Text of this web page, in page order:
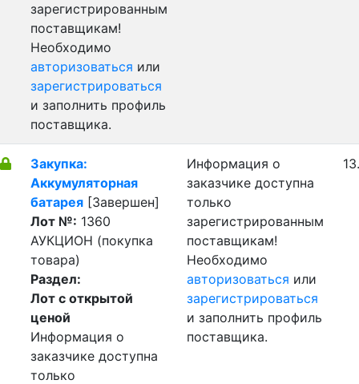
зарегистрированным
поставщикам!
Необходимо
авторизоваться или
зарегистрироваться
и заполнить профиль
поставщика.
Закупка:
Аккумуляторная
батарея [Завершен]
Лот №: 1360
АУКЦИОН (покупка
товара)
Раздел:
Лот с открытой
ценой
Информация о
заказчике доступна
только
Информация о
заказчике доступна
только
зарегистрированным
поставщикам!
Необходимо
авторизоваться или
зарегистрироваться
и заполнить профиль
поставщика.